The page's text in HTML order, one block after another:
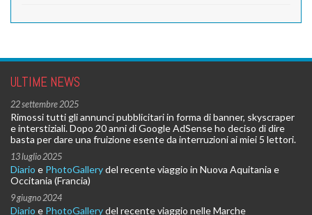
ULTIME NEWS
22 settembre 2025
Rimossi tutti gli annunci pubblicitari in forma di banner, skyscraper
e interstiziali. Dopo 20 anni di Google AdSense ho deciso di dire
basta per dare una fruizione esente da interruzioni ai miei 5 lettori.
13 luglio 2025
Diario e PhotoGallerydel recente viaggio in Nuova Aquitania e
Occitania (Francia)
9 giugno 2024
Diario e PhotoGallerydel recente viaggio nelle Marche